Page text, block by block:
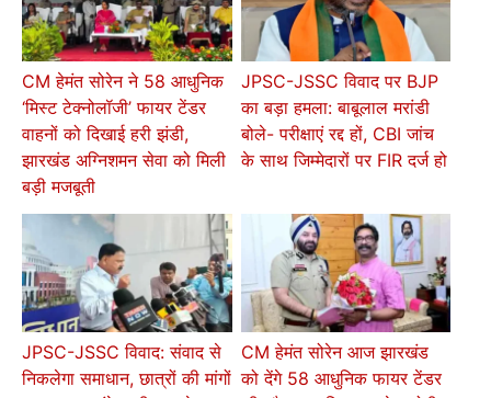
CM हेमंत सोरेन ने 58 आधुनिक
‘मिस्ट टेक्नोलॉजी’ फायर टेंडर
वाहनों को दिखाई हरी झंडी,
झारखंड अग्निशमन सेवा को मिली
बड़ी मजबूती
JPSC-JSSC विवाद पर BJP
का बड़ा हमला: बाबूलाल मरांडी
बोले- परीक्षाएं रद्द हों, CBI जांच
के साथ जिम्मेदारों पर FIR दर्ज हो
JPSC-JSSC विवाद: संवाद से
निकलेगा समाधान, छात्रों की मांगों
CM हेमंत सोरेन आज झारखंड
को देंगे 58 आधुनिक फायर टेंडर